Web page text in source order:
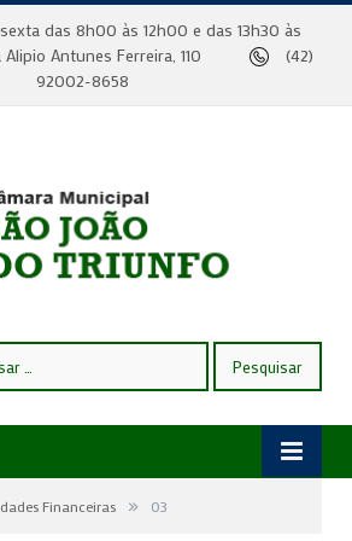
das 8h00 às 12h00 e das 13h30 às
Alipio Antunes Ferreira, 110
(42)
92002-8658
Financeiras » 03